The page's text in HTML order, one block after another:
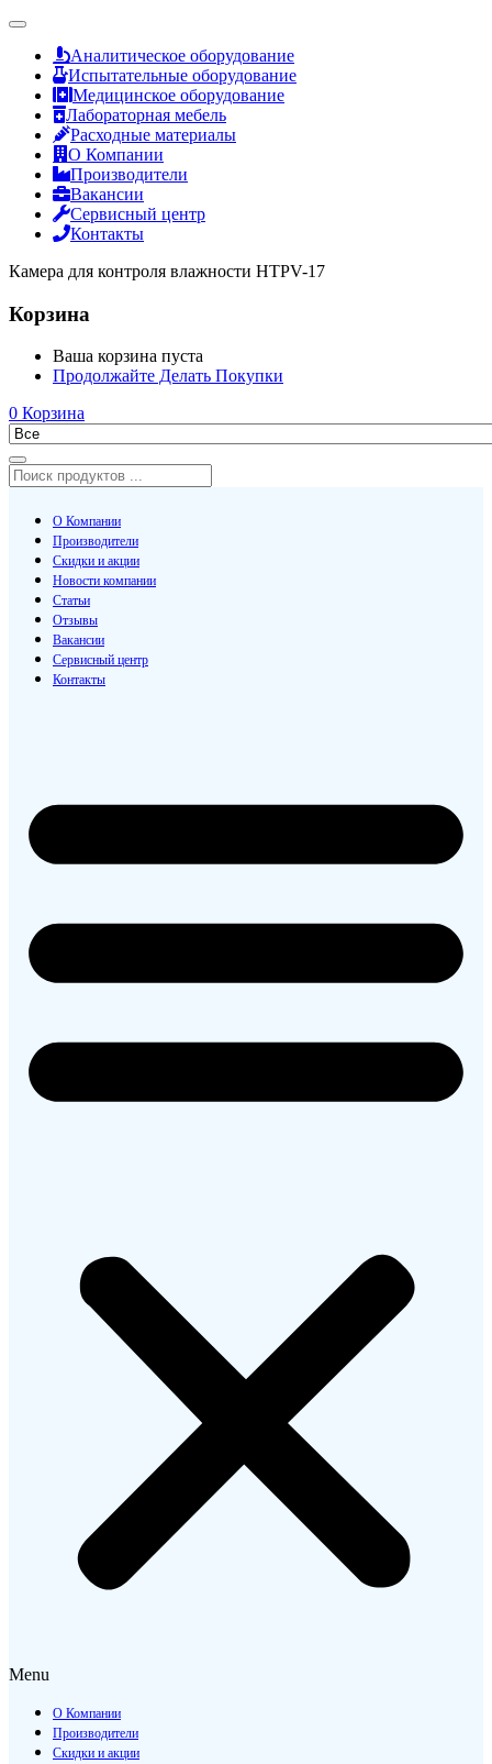
Аналитическое оборудование
Испытательные оборудование
Медицинское оборудование
Лабораторная мебель
Расходные материалы
О Компании
Производители
Вакансии
Сервисный центр
Контакты
Камера для контроля влажности HTPV-17
Корзина
Ваша корзина пуста
Продолжайте Делать Покупки
0 Корзина
О Компании
Производители
Скидки и акции
Новости компании
Статьи
Отзывы
Вакансии
Сервисный центр
Контакты
Menu
О Компании
Производители
Скидки и акции